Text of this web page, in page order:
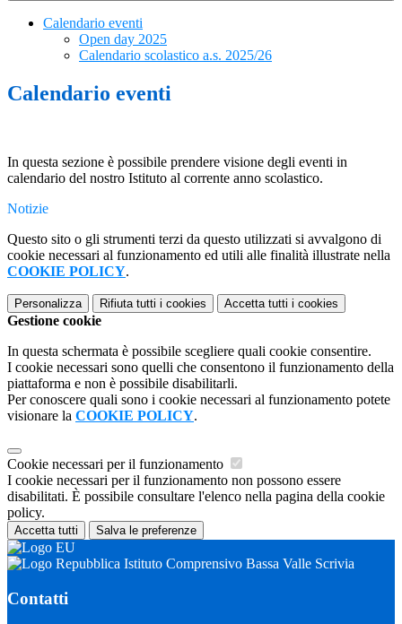
Calendario eventi
Open day 2025
Calendario scolastico a.s. 2025/26
Calendario eventi
In questa sezione è possibile prendere visione degli eventi in
calendario del nostro Istituto al corrente anno scolastico.
Notizie
Questo sito o gli strumenti terzi da questo utilizzati si avvalgono di
cookie necessari al funzionamento ed utili alle finalità illustrate nella
COOKIE POLICY.
Personalizza Rifiuta tutti i cookies Accetta tutti i cookies
Gestione cookie
In questa schermata è possibile scegliere quali cookie consentire.
I cookie necessari sono quelli che consentono il funzionamento della
piattaforma e non è possibile disabilitarli.
Per conoscere quali sono i cookie necessari al funzionamento potete
visionare la COOKIE POLICY.
Cookie necessari per il funzionamento
I cookie necessari per il funzionamento non possono essere
disabilitati. È possibile consultare l'elenco nella pagina della cookie
policy.
Accetta tutti Salva le preferenze
Istituto Comprensivo Bassa Valle Scrivia
Contatti